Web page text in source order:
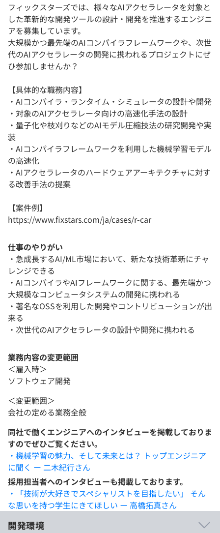
フィックスターズでは、様々なAIアクセラレータを対象と
した革新的な開発ツールの設計・開発を推進するエンジニ
アを募集しています。
大規模かつ最先端のAIコンパイラフレームワークや、次世
代のAIアクセラレータの開発に携われるプロジェクトにぜ
ひ参加しませんか？
【具体的な職務内容】
・AIコンパイラ・ランタイム・シミュレータの設計や開発
・対象のAIアクセラレータ向けの高速化手法の設計
・量子化や枝刈りなどのAIモデル圧縮技法の研究開発や実
装
・AIコンパイラフレームワークを利用した機械学習モデル
の高速化
・AIアクセラレータのハードウェアアーキテクチャに対す
る改善手法の提案
【案件例】
https://www.fixstars.com/ja/cases/r-car
仕事のやりがい
・急成長するAI/ML市場において、新たな技術革新にチャ
レンジできる
・AIコンパイラやAIフレームワークに関する、最先端かつ
大規模なコンピュータシステムの開発に携われる
・著名なOSSを利用した開発やコントリビューションが出
来る
・次世代のAIアクセラレータの設計や開発に携われる
業務内容の変更範囲
＜雇入時＞
ソフトウェア開発
＜変更範囲＞
会社の定める業務全般
同社で働くエンジニアへのインタビューを掲載しておりま
すのでぜひご覧ください。
・機械学習の魅力、そして未来とは？ トップエンジニア
に聞く ー 二木紀行さん
採用担当者へのインタビューも掲載しております。
・「技術が大好きでスペシャリストを目指したい」 そん
な思いを持つ学生にきてほしい ー 高橋拓真さん
開発環境